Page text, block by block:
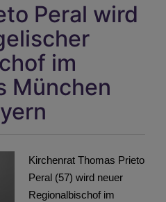
Peral wird
im
München
Kirchenrat Thomas Prieto
Peral (57) wird neuer
Regionalbischof im